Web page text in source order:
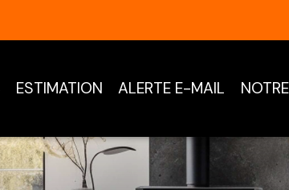
ESTIMATION ALERTE E-MAIL